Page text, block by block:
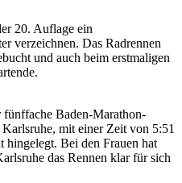
20. Auflage ein
verzeichnen. Das Radrennen
und auch beim erstmaligen
Baden-Marathon-
mit einer Zeit von 5:51
hingelegt. Bei den Frauen hat
das Rennen klar für sich